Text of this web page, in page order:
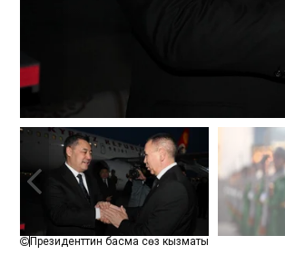
Президенттин басма сөз кызматы